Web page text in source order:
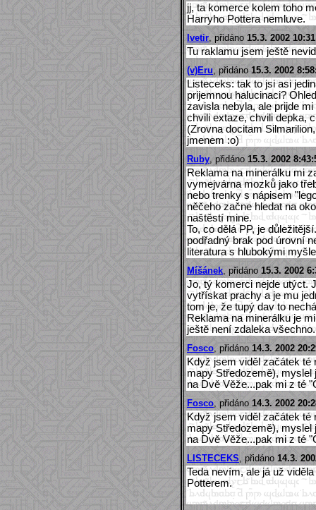
jj, ta komerce kolem toho
Harryho Pottera nemluve.
Ivetir , přidáno 15.3. 2002
Tu raklamu jsem ještě
(v)Eru , přidáno 15.3. 2002
Listeceks: tak to jsi asi
prijemnou halucinaci?
zavisla nebyla, ale prijde
chvili extaze, chvili depka,
(Zrovna docitam
jmenem :o)
Ruby , přidáno 15.3. 2002
Reklama na minerálku mi
vymejvárna mozků jako
nebo trenky s nápisem
něčeho začne hledat na
naštěstí mine.
To, co dělá PP, je
podřadný brak pod úrovní
literatura s hlubokými
Míšánek , přidáno 15.3. 2002
Jo, tý komerci nejde utýct.
vytřískat prachy a je mu
tom je, že tupý dav to
Reklama na minerálku je
ještě není zdaleka
Fosco , přidáno 14.3. 2002
Když jsem viděl začátek té
mapy Středozemě), myslel
na Dvě Věže...pak mi z té
Fosco , přidáno 14.3. 2002
Když jsem viděl začátek té
mapy Středozemě), myslel
na Dvě Věže...pak mi z té
LISTECEKS , přidáno 14.3.
Teda nevím, ale já už
Potterem.